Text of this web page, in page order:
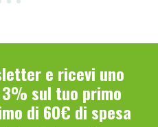
e ricevi uno
sul tuo primo
di 60€ di spesa